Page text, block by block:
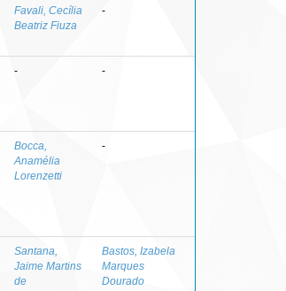
Favali, Cecília
Beatriz Fiuza
-
- -
Bocca,
Anamélia
Lorenzetti
-
Santana,
Jaime Martins
de
Bastos, Izabela
Marques
Dourado